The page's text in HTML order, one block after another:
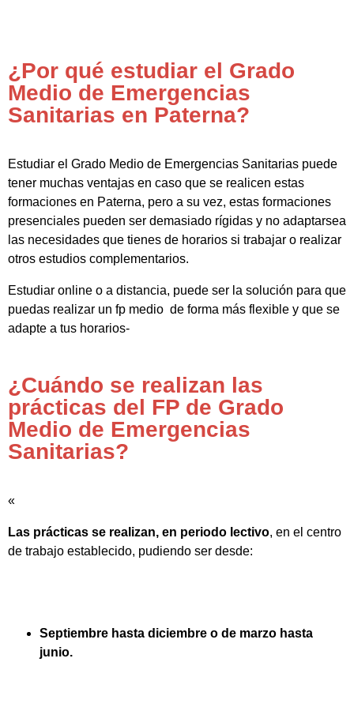
¿Por qué estudiar el Grado
Medio de Emergencias
Sanitarias en Paterna?
Estudiar el Grado Medio de Emergencias Sanitarias puede
tener muchas ventajas en caso que se realicen estas
formaciones en Paterna, pero a su vez, estas formaciones
presenciales pueden ser demasiado rígidas y no adaptarsea
las necesidades que tienes de horarios si trabajar o realizar
otros estudios complementarios.
Estudiar online o a distancia, puede ser la solución para que
puedas realizar un fp medio de forma más flexible y que se
adapte a tus horarios-
¿Cuándo se realizan las
prácticas del FP de Grado
Medio de Emergencias
Sanitarias?
«
Las prácticas se realizan, en periodo lectivo, en el centro
de trabajo establecido, pudiendo ser desde:
Septiembre hasta diciembre o de marzo hasta
junio.